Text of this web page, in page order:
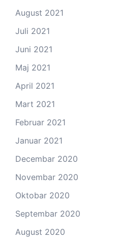
August 2021
Juli 2021
Juni 2021
Maj 2021
April 2021
Mart 2021
Februar 2021
Januar 2021
Decembar 2020
Novembar 2020
Oktobar 2020
Septembar 2020
August 2020